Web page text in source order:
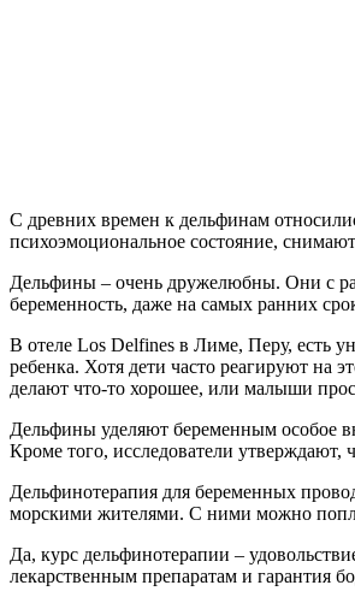
С древних времен к дельфинам
психоэмоциональное состояние,
Дельфины – очень дружелюбны. Они с
беременность, даже на самых ранних
В отеле Los Delfines в Лиме, Перу, есть
ребенка. Хотя дети часто реагируют на
делают что-то хорошее, или малыши
Дельфины уделяют беременным особое
Кроме того, исследователи утверждают,
Дельфинотерапия для беременных
морскими жителями. С ними можно
Да, курс дельфинотерапии –
лекарственным препаратам и гарантия